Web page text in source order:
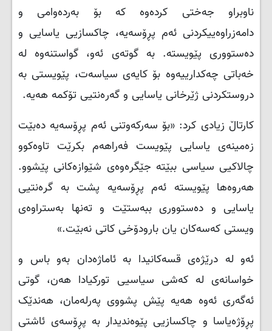
ناوبراو جەختی کردەوە کە بۆ بەردەوامی و
دامەزراوەییکردنی ئەم پڕۆسەیە، چاکسازیی یاسایی و
دەستووری پێویستە. بە گوتەی ئەو، گواستنەوە لە
خەباتی چەکدارییەوە بۆ کایەی سیاسەت، پێویستی بە
دروستکردنی ژێرخانی یاسایی و گەرەنتیی تۆکمە هەیە.
کارتاڵ زیادی کرد: «بۆ سەرکەوتنی ئەم پڕۆسەیە دەبێت
زەمینەی یاسایی پێویست فەراهەم بکرێت تاوەکوو
چالاکیی سیاسی ببێتە جێگرەوەی شێوازەکانی پێشوو.
هەروەها پێویستە ئەم پڕۆسەیە پشت بە گرەنتیی
یاسایی و دەستووری ببەستێت و تەنها بەستراوەی
ویستی کەسەکان یان بارودۆخی کاتی نەبێت.»
ئەو لە درێژەی قسەکانیدا بە ئاماژەدان بەو باس و
خواسانەی لە کەشی سیاسیی تورکیادا هەن، گوتی
ئەگەری ئەوە هەیە پێش پشووی پەرلەمان، هەندێک
پڕۆژەیاسا و چاکسازیی پێوەندیدار بە پڕۆسەی ئاشتی